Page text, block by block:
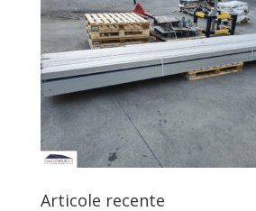
Articole recente